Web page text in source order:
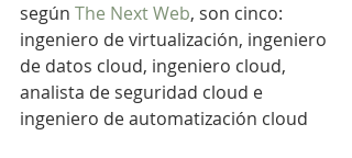
según The Next Web, son cinco:
ingeniero de virtualización, ingeniero
de datos cloud, ingeniero cloud,
analista de seguridad cloud e
ingeniero de automatización cloud